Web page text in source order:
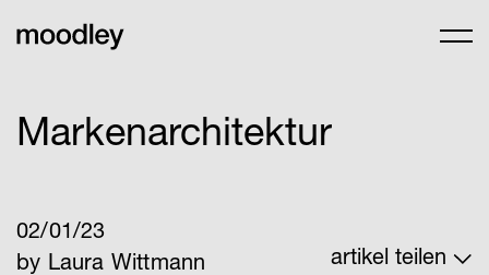
Markenarchitektur
02/01/23
by Laura Wittmann
artikel teilen